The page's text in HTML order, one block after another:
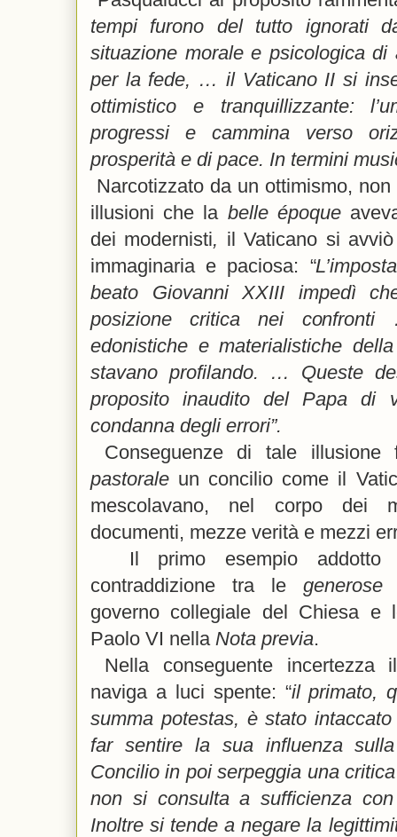
tempi furono del tutto ignorati
situazione morale e psicologica
per la fede, … il Vaticano II si
ottimistico e tranquillizzante:
progressi e cammina verso
prosperità e di pace. In termini
Narcotizzato da un ottimismo,
illusioni che la belle époque
dei modernisti, il Vaticano si
immaginaria e paciosa: “
beato Giovanni XXIII impedì
posizione critica nei confronti
edonistiche e materialistiche
stavano profilando. … Queste
proposito inaudito del Papa di
condanna degli errori”.
Conseguenze di tale
pastorale un concilio come il
mescolavano, nel corpo dei
documenti, mezze verità e mezzi
Il primo esempio addotto
contraddizione tra le
governo collegiale del Chiesa e
Paolo VI nella Nota previa.
Nella conseguente incertezza
naviga a luci spente: “il primato,
summa potestas, è stato
far sentire la sua influenza
Concilio in poi serpeggia una
non si consulta a sufficienza
Inoltre si tende a negare la